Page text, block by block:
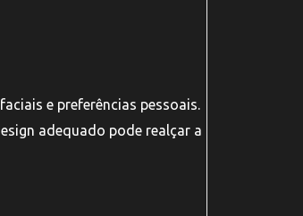
e preferências pessoais.
adequado pode realçar a